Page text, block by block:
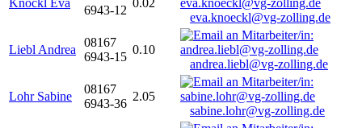
Knöckl Eva
6943-12
0.02
eva.knoeckl@vg-zolling.de
Liebl Andrea
08167
6943-15
0.10
andrea.liebl@vg-zolling.de
Lohr Sabine
08167
6943-36
2.05
sabine.lohr@vg-zolling.de